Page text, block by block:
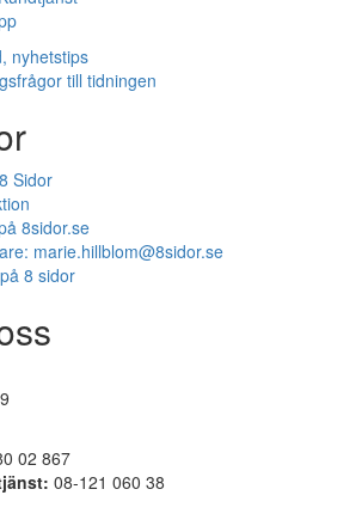
nyhetstips
till tidningen
Sidor
8sidor.se
marie.hillblom@8sidor.se
8 sidor
02 867
08-121 060 38